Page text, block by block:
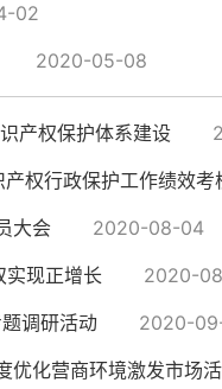
02
2020-05-08
产权保护体系建设
权行政保护工作绩效考
大会
2020-08-04
实现正增长
2020-
调研活动
2020-
优化营商环境激发市场